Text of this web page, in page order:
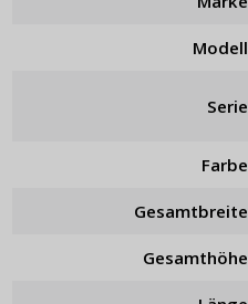
Modell
Serie
Farbe
Gesamtbreite
Gesamthöhe